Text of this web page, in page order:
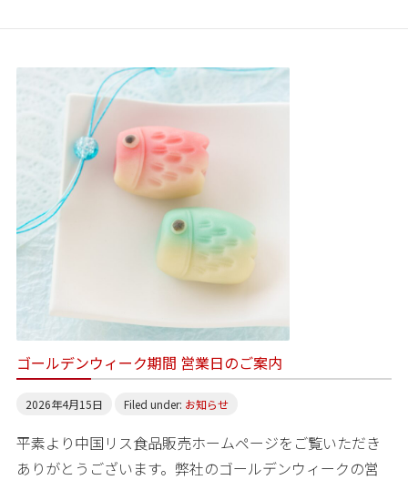
ゴールデンウィーク期間 営業日のご案内
2026年4月15日 Filed under: お知らせ
平素より中国リス食品販売ホームページをご覧いただき
ありがとうございます。弊社のゴールデンウィークの営